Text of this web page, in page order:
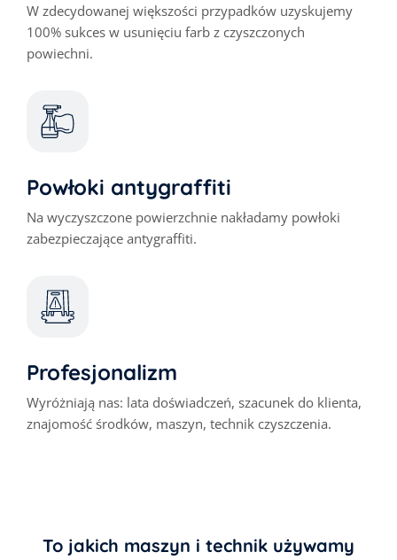
W zdecydowanej większości przypadków uzyskujemy
100% sukces w usunięciu farb z czyszczonych
powiechni.
Powłoki antygraffiti
Na wyczyszczone powierzchnie nakładamy powłoki
zabezpieczające antygraffiti.
Profesjonalizm
Wyróżniają nas: lata doświadczeń, szacunek do klienta,
znajomość środków, maszyn, technik czyszczenia.
To jakich maszyn i technik używamy